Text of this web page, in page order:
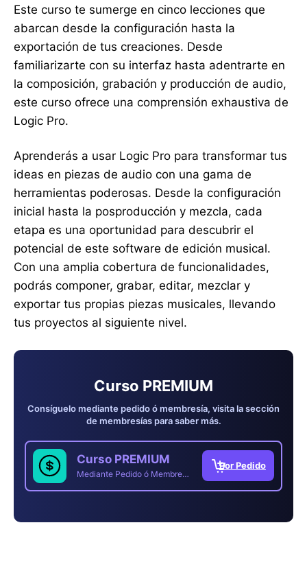
Este curso te sumerge en cinco lecciones que
abarcan desde la configuración hasta la
exportación de tus creaciones. Desde
familiarizarte con su interfaz hasta adentrarte en
la composición, grabación y producción de audio,
este curso ofrece una comprensión exhaustiva de
Logic Pro.
Aprenderás a usar Logic Pro para transformar tus
ideas en piezas de audio con una gama de
herramientas poderosas. Desde la configuración
inicial hasta la posproducción y mezcla, cada
etapa es una oportunidad para descubrir el
potencial de este software de edición musical.
Con una amplia cobertura de funcionalidades,
podrás componer, grabar, editar, mezclar y
exportar tus propias piezas musicales, llevando
tus proyectos al siguiente nivel.
Curso PREMIUM
Consíguelo mediante pedido ó membresía, visita la sección
de membresías para saber más.
Curso PREMIUM
Mediante Pedido ó Membresía